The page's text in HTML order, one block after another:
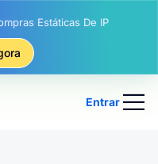
Rotativas De IP
Entrar